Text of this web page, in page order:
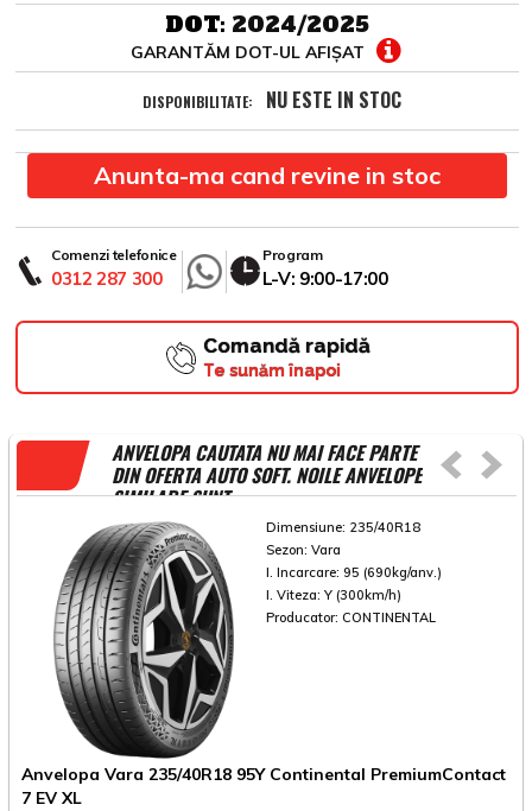
DOT: 2024/2025
GARANTĂM DOT-UL AFIȘAT
DISPONIBILITATE: NU ESTE IN STOC
Anunta-ma cand revine in stoc
Comenzi telefonice
0312 287 300
Program
L-V: 9:00-17:00
Comandă rapidă
Te sunăm înapoi
ANVELOPA CAUTATA NU MAI FACE PARTE
DIN OFERTA AUTO SOFT. NOILE ANVELOPE
SIMILARE SUNT
Dimensiune: 235/40R18
Sezon: Vara
I. Incarcare: 95 (690kg/anv.)
I. Viteza: Y (300km/h)
Producator: CONTINENTAL
Anvelopa Vara 235/40R18 95Y Continental PremiumContact
7 EV XL